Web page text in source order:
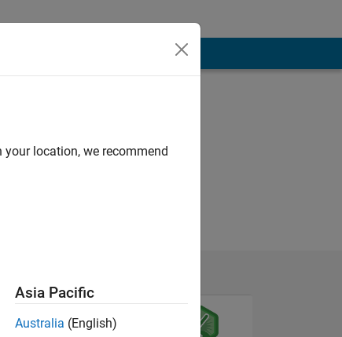
location, we recommend
Asia Pacific
Australia (English)